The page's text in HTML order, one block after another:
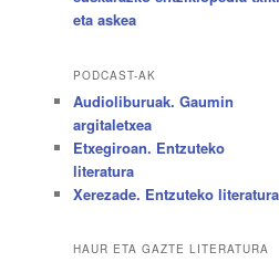
eta askea
PODCAST-AK
Audioliburuak. Gaumin
argitaletxea
Etxegiroan. Entzuteko
literatura
Xerezade. Entzuteko literatura
HAUR ETA GAZTE LITERATURA